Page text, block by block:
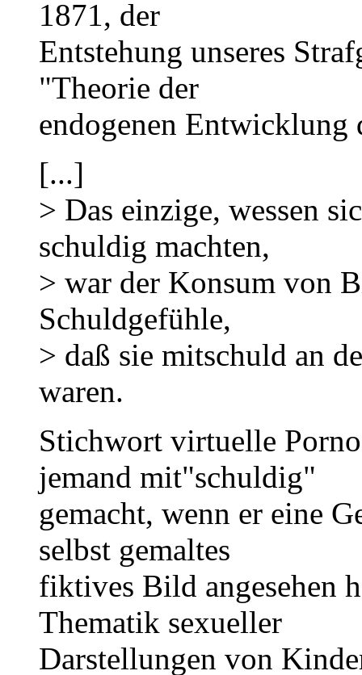
1871, der
Entstehung unseres
"Theorie der
endogenen Entwicklung
[...]
> Das einzige, wessen
schuldig machten,
> war der Konsum von
Schuldgefühle,
> daß sie mitschuld an
waren.
Stichwort virtuelle
jemand mit"schuldig"
gemacht, wenn er eine
selbst gemaltes
fiktives Bild angesehen
Thematik sexueller
Darstellungen von